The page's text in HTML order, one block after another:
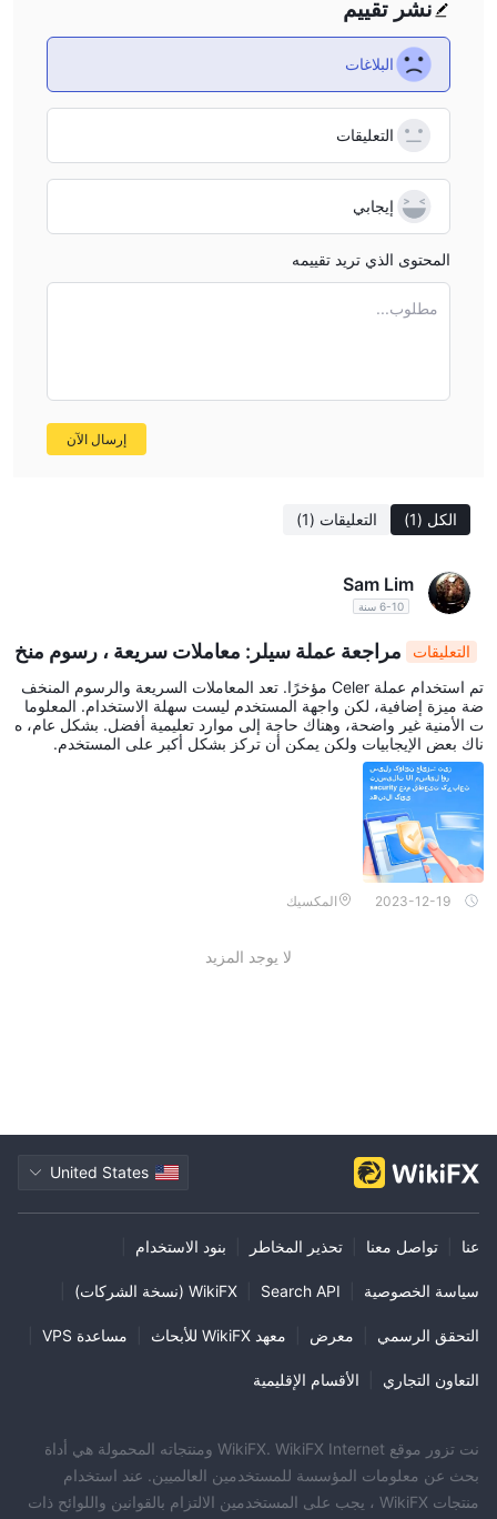
عيب لـ Celer Coin الذي سيترك العملاء مع مشاكل جودة الخدمة. يناسب
هذا الوسيط العملاء الذين لا يولون اهتمامًا للخدمة وأمان التنظيم.
الأسئلة الشائعة
أمان أموال المستثمرين.
لا ، ليس جيدًا للمبتدئين لأن الحد الأدنى للإيداع فيه أعلى من وسطاء
آخرين ، لذلك يجب على المبتدئين أن يحضروا الأموال الكافية.
الكل (1) التعليقات (1)
Sam Lim
6-10 سنة
التعليقات
مراجعة عملة سيلر: معاملات سريعة ، رسوم منخ
فضة ، واجهة المستخدم تفتقر إلى سهولة الاستخدام
تم استخدام عملة Celer مؤخرًا. تعد المعاملات السريعة والرسوم المنخف
ضة ميزة إضافية، لكن واجهة المستخدم ليست سهلة الاستخدام. المعلوما
ت الأمنية غير واضحة، وهناك حاجة إلى موارد تعليمية أفضل. بشكل عام، ه
ناك بعض الإيجابيات ولكن يمكن أن تركز بشكل أكبر على المستخدم.
2023-12-19 المكسيك
لا يوجد المزيد
نشر تقييم
البلاغات
التعليقات
إيجابي
المحتوى الذي تريد تقييمه
مطلوب...
إرسال الآن
United States
عنا تواصل معنا تحذير المخاطر بنود الاستخدام
سياسة الخصوصية Search API WikiFX (نسخة الشركات)
التحقق الرسمي معرض معهد WikiFX للأبحاث مساعدة VPS
التعاون التجاري الأقسام الإقليمية
نت تزور موقع WikiFX. WikiFX Internet ومنتجاته المحمولة هي أداة
بحث عن معلومات المؤسسة للمستخدمين العالميين. عند استخدام
منتجات WikiFX ، يجب على المستخدمين الالتزام بالقوانين واللوائح ذات